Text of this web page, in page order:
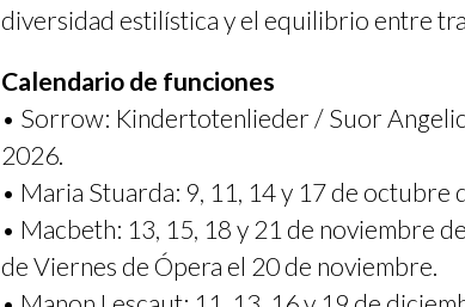
diversidad estilística y el equilibrio entre
Calendario de funciones
• Sorrow: Kindertotenlieder / Suor
2026.
• Maria Stuarda: 9, 11, 14 y 17 de octubre
• Macbeth: 13, 15, 18 y 21 de noviembre
de Viernes de Ópera el 20 de noviembre.